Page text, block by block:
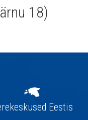
18)
Eestis